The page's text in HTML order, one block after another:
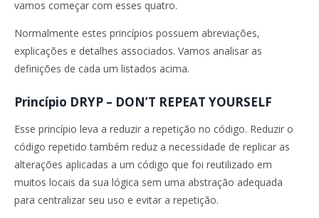
vamos começar com esses quatro.
Normalmente estes princípios possuem abreviações,
explicações e detalhes associados. Vamos analisar as
definições de cada um listados acima.
Princípio DRYP – DON’T REPEAT YOURSELF
Esse princípio leva a reduzir a repetição no código. Reduzir o
código repetido também reduz a necessidade de replicar as
alterações aplicadas a um código que foi reutilizado em
muitos locais da sua lógica sem uma abstração adequada
para centralizar seu uso e evitar a repetição.